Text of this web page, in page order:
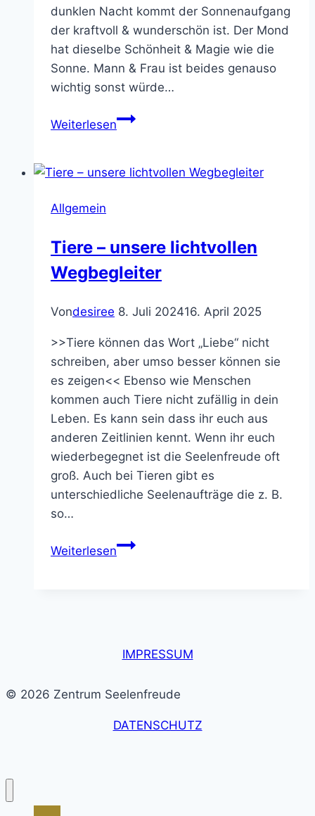
dunklen Nacht kommt der Sonnenaufgang
der kraftvoll & wunderschön ist. Der Mond
hat dieselbe Schönheit & Magie wie die
Sonne. Mann & Frau ist beides genauso
wichtig sonst würde…
WeiterlesenDie
Allgemein
Tiere – unsere lichtvollen
Wegbegleiter
Vondesiree 8. Juli 202416. April 2025
>>Tiere können das Wort „Liebe“ nicht
schreiben, aber umso besser können sie
es zeigen<< Ebenso wie Menschen
kommen auch Tiere nicht zufällig in dein
Leben. Es kann sein dass ihr euch aus
anderen Zeitlinien kennt. Wenn ihr euch
wiederbegegnet ist die Seelenfreude oft
groß. Auch bei Tieren gibt es
unterschiedliche Seelenaufträge die z. B.
so…
WeiterlesenTiere
IMPRESSUM
© 2026 Zentrum Seelenfreude
DATENSCHUTZ